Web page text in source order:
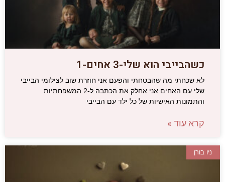
כשהבייבי הוא שלי-3 אחים-1
לא שכחתי מה שהבטחתי והפעם אני חוזרת שוב לצילומי הבייבי
שלי עם האחים אני אחלק את הכתבה ל-2 המשפחתיות
והתמונות האישיות של כל ילד עם הבייבי
קרא עוד »
ניו בורן